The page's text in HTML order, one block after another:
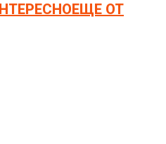
ЕЩЕ ОТ